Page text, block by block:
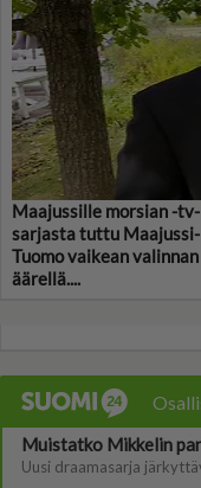
Maajussille morsian -tv-
sarjasta tuttu Maajussi-
Tuomo vaikean valinnan
äärellä....